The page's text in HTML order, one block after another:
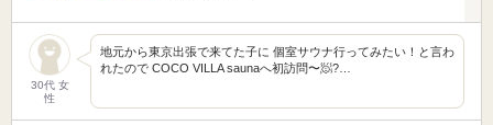
30代 女
性
地元から東京出張で来てた子に 個室サウナ行ってみたい！と言わ
れたので COCO VILLA saunaへ初訪問〜🧖?…